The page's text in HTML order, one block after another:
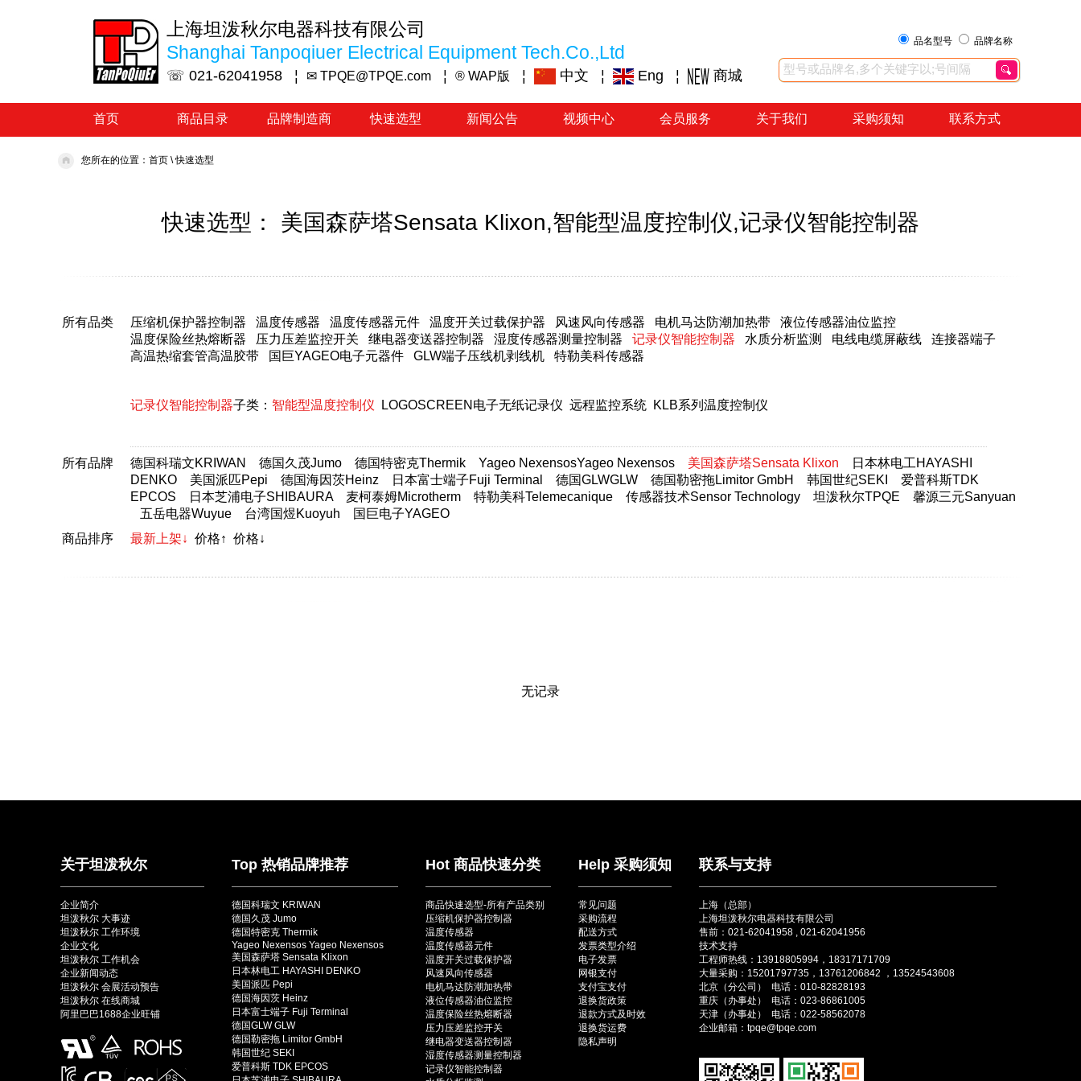
上海坦泼秋尔电器科技有限公司
Shanghai Tanpoqiuer Electrical Equipment Tech.Co.,Ltd
☏ 021-62041958 ¦ ✉ TPQE@TPQE.com ¦ ® WAP版 ¦ 中文 ¦ Eng ¦ 商城
品名型号 品牌名称
首页 商品目录 品牌制造商 快速选型 新闻公告 视频中心 会员服务 关于我们 采购须知 联系方式
您所在的位置： 首页 \快速选型
快速选型： 美国森萨塔Sensata Klixon,智能型温度控制仪,记录仪智能控制器
所有品类 压缩机保护器控制器 温度传感器 温度传感器元件 温度开关过载保护器 风速风向传感器 电机马达防潮加热带
液位传感器油位监控
温度保险丝热熔断器
压力压差监控开关 继电器变送器控制器 湿度传感器测量控制器 记录仪智能控制器 水质分析监测 电线电缆屏蔽线
连接器端子
高温热缩套管高温胶带
国巨YAGEO电子元器件 GLW端子压线机剥线机 特勒美科传感器
记录仪智能控制器子类： 智能型温度控制仪 LOGOSCREEN电子无纸记录仪 远程监控系统 KLB系列温度控制仪
所有品牌 德国科瑞文KRIWAN 德国久茂Jumo 德国特密克Thermik Yageo NexensosYageo Nexensos 美国森萨塔Sensata Klixon
日本林电工HAYASHI
DENKO
美国派匹Pepi 德国海因茨Heinz 日本富士端子Fuji Terminal 德国GLWGLW 德国勒密拖Limitor GmbH 韩国世纪SEKI
爱普科斯TDK
EPCOS
日本芝浦电子SHIBAURA 麦柯泰姆Microtherm 特勒美科Telemecanique 传感器技术Sensor Technology 坦泼秋尔TPQE
馨源三元Sanyuan
五岳电器Wuyue
台湾国煜Kuoyuh
国巨电子YAGEO
商品排序
最新上架↓ 价格↑ 价格↓
无记录
关于坦泼秋尔
企业简介
坦泼秋尔 大事迹
坦泼秋尔 工作环境
企业文化
坦泼秋尔 工作机会
企业新闻动态
坦泼秋尔 会展活动预告
坦泼秋尔 在线商城
阿里巴巴1688企业旺铺
Top 热销品牌推荐
德国科瑞文 KRIWAN
德国久茂 Jumo
德国特密克 Thermik
Yageo Nexensos Yageo Nexensos
美国森萨塔 Sensata Klixon
日本林电工 HAYASHI DENKO
美国派匹 Pepi
德国海因茨 Heinz
日本富士端子 Fuji Terminal
德国GLW GLW
德国勒密拖 Limitor GmbH
韩国世纪 SEKI
爱普科斯 TDK EPCOS
Hot 商品快速分类
商品快速选型-所有产品类别
压缩机保护器控制器
温度传感器
温度传感器元件
温度开关过载保护器
风速风向传感器
电机马达防潮加热带
液位传感器油位监控
温度保险丝热熔断器
压力压差监控开关
继电器变送器控制器
湿度传感器测量控制器
记录仪智能控制器
Help 采购须知
常见问题
采购流程
配送方式
发票类型介绍
电子发票
网银支付
支付宝支付
退换货政策
退款方式及时效
退换货运费
隐私声明
联系与支持
上海（总部）
上海坦泼秋尔电器科技有限公司
售前：021-62041958 , 021-62041956
技术支持
工程师热线：13918805994，18317171709
大量采购：15201797735，13761206842 ，13524543608
北京（分公司） 电话：010-82828193
重庆（办事处） 电话：023-86861005
天津（办事处） 电话：022-58562078
企业邮箱：tpqe@tpqe.com